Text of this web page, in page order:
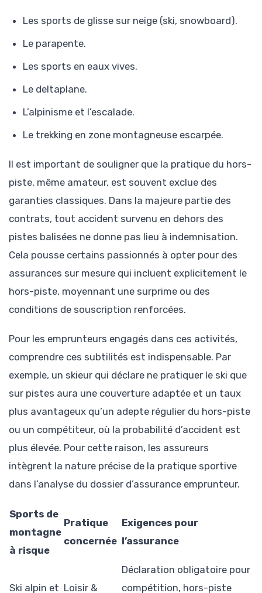
Les sports de glisse sur neige (ski, snowboard).
Le parapente.
Les sports en eaux vives.
Le deltaplane.
L’alpinisme et l’escalade.
Le trekking en zone montagneuse escarpée.
Il est important de souligner que la pratique du hors-
piste, même amateur, est souvent exclue des
garanties classiques. Dans la majeure partie des
contrats, tout accident survenu en dehors des
pistes balisées ne donne pas lieu à indemnisation.
Cela pousse certains passionnés à opter pour des
assurances sur mesure qui incluent explicitement le
hors-piste, moyennant une surprime ou des
conditions de souscription renforcées.
Pour les emprunteurs engagés dans ces activités,
comprendre ces subtilités est indispensable. Par
exemple, un skieur qui déclare ne pratiquer le ski que
sur pistes aura une couverture adaptée et un taux
plus avantageux qu’un adepte régulier du hors-piste
ou un compétiteur, où la probabilité d’accident est
plus élevée. Pour cette raison, les assureurs
intègrent la nature précise de la pratique sportive
dans l’analyse du dossier d’assurance emprunteur.
Sports de
montagne
à risque
Pratique
concernée
Exigences pour
l’assurance
Ski alpin et Loisir &
Déclaration obligatoire pour
compétition, hors-piste